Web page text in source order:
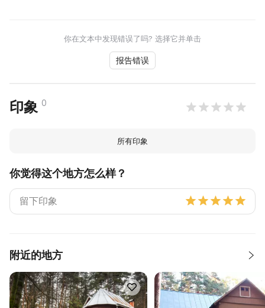
你在文本中发现错误了吗? 选择它并单击
报告错误
印象 0
所有印象
你觉得这个地方怎么样？
附近的地方